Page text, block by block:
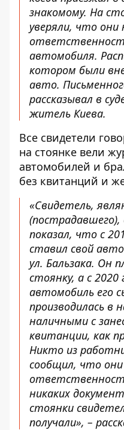
знакомому. На
уверяли, что они
автомобиля.
котором были
авто.
рассказывал в
житель Киева.
Все свидетели
на стоянке вели
автомобилей и
без квитанций и
«Свидетель,
(пострадавшего),
показал, что с
ставил свой
ул. Бальзака. Он
стоянку, а с
автомобиль его
производилась в
наличными с
квитанции, как
Никто из
сообщил, что
никаких
стоянки
получали», –